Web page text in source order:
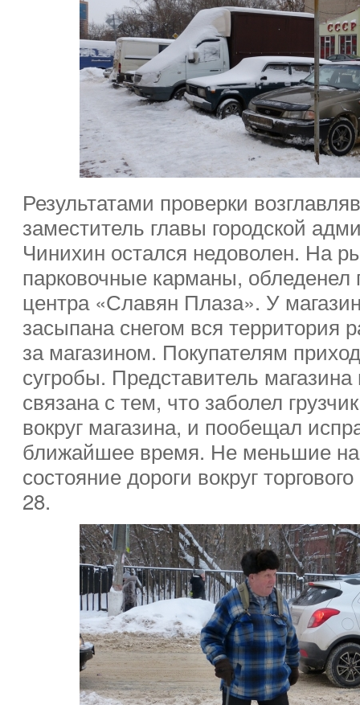
Результатами проверки
заместитель главы городской
Чинихин остался недоволен. На
парковочные карманы, обледенел
центра «Славян Плаза». У
засыпана снегом вся территория
за магазином. Покупателям
сугробы. Представитель
связана с тем, что заболел
вокруг магазина, и пообещал
ближайшее время. Не меньшие
состояние дороги вокруг
28.